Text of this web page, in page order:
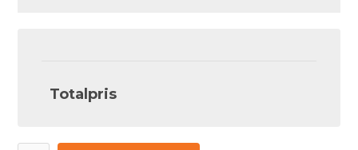
Totalpris